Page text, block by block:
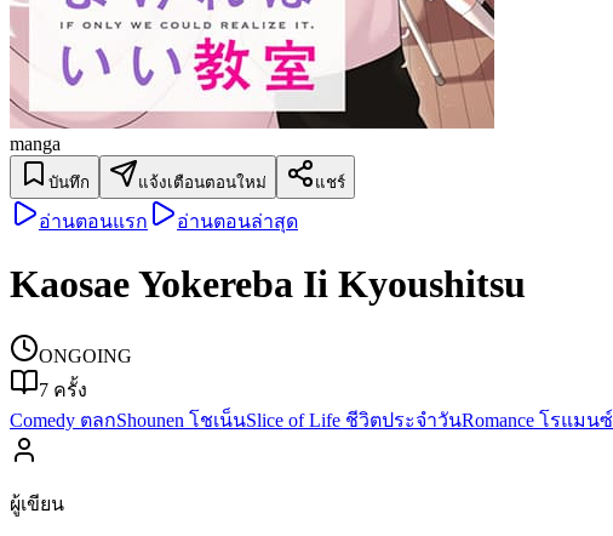
manga
บันทึก แจ้งเตือนตอนใหม่ แชร์
อ่านตอนแรก อ่านตอนล่าสุด
Kaosae Yokereba Ii Kyoushitsu
ONGOING
7 ครั้ง
Comedy ตลกShounen โชเน็นSlice of Life ชีวิตประจำวันRomance โรแมนซ์
ผู้เขียน